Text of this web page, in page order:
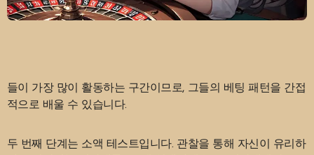
들이 가장 많이 활동하는 구간이므로, 그들의 베팅 패턴을 간접
적으로 배울 수 있습니다.
두 번째 단계는 소액 테스트입니다. 관찰을 통해 자신이 유리하